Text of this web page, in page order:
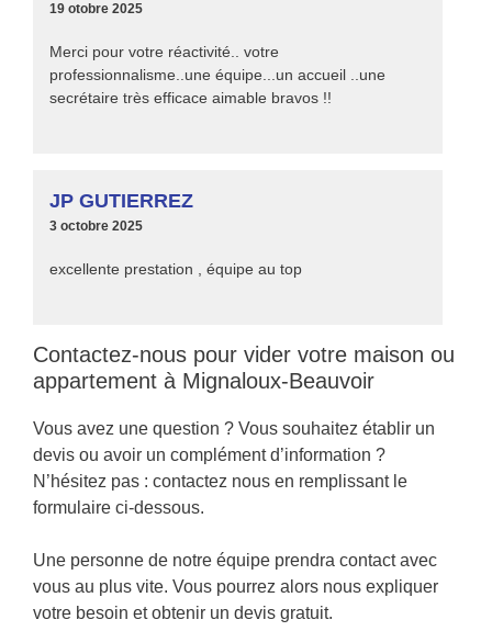
19 otobre 2025
Merci pour votre réactivité.. votre
professionnalisme..une équipe...un accueil ..une
secrétaire très efficace aimable bravos !!
JP GUTIERREZ
3 octobre 2025
excellente prestation , équipe au top
Contactez-nous pour vider votre maison ou
appartement à Mignaloux-Beauvoir
Vous avez une question ? Vous souhaitez établir un
devis ou avoir un complément d’information ?
N’hésitez pas : contactez nous en remplissant le
formulaire ci-dessous.
Une personne de notre équipe prendra contact avec
vous au plus vite. Vous pourrez alors nous expliquer
votre besoin et obtenir un devis gratuit.